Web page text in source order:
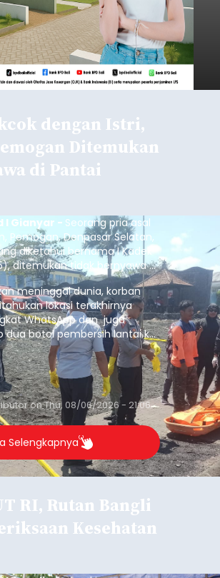
dengan Istri,
Ditemukan
di Pantai
I Gianyar - Seorang pria asal
Pemogan, Denpasar Selatan,
diketahui bernama I Kadek
ditemukan tidak bernyawa di
Sukawati.
meninggal dunia, korban
lokasi terakhirnya
WhatsApp dan juga
dua botol pembersih lantai ke
onThu, 08/06/2026 - 21:06
Selengkapnya
RI, Rutan Bangli
Kesehatan